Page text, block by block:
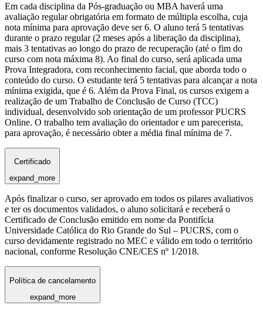
Em cada disciplina da Pós-graduação ou MBA haverá uma
avaliação regular obrigatória em formato de múltipla escolha, cuja
nota mínima para aprovação deve ser 6. O aluno terá 5 tentativas
durante o prazo regular (2 meses após a liberação da disciplina),
mais 3 tentativas ao longo do prazo de recuperação (até o fim do
curso com nota máxima 8). Ao final do curso, será aplicada uma
Prova Integradora, com reconhecimento facial, que aborda todo o
conteúdo do curso. O estudante terá 5 tentativas para alcançar a nota
mínima exigida, que é 6. Além da Prova Final, os cursos exigem a
realização de um Trabalho de Conclusão de Curso (TCC)
individual, desenvolvido sob orientação de um professor PUCRS
Online. O trabalho tem avaliação do orientador e um parecerista,
para aprovação, é necessário obter a média final mínima de 7.
Certificado
expand_more
Após finalizar o curso, ser aprovado em todos os pilares avaliativos
e ter os documentos validados, o aluno solicitará e receberá o
Certificado de Conclusão emitido em nome da Pontifícia
Universidade Católica do Rio Grande do Sul – PUCRS, com o
curso devidamente registrado no MEC e válido em todo o território
nacional, conforme Resolução CNE/CES nº 1/2018.
Política de cancelamento
expand_more